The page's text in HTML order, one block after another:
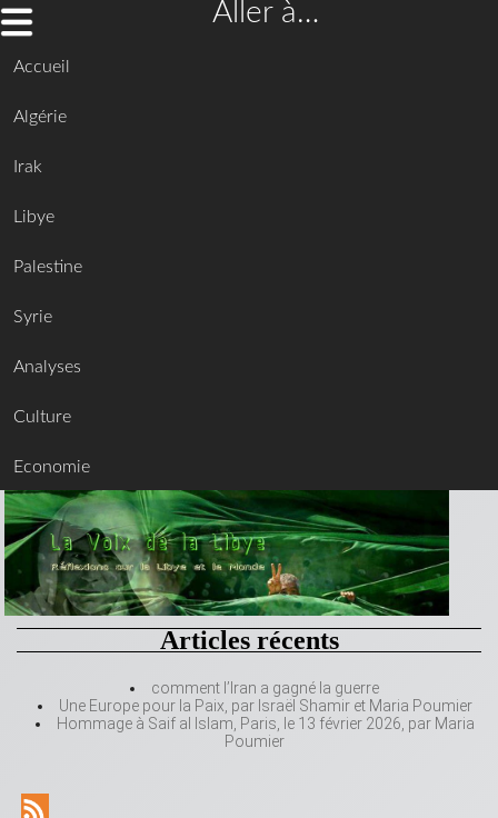
Aller à…
Accueil
Algérie
Irak
Libye
Palestine
Syrie
Analyses
Culture
Economie
Articles récents
comment l’Iran a gagné la guerre
Une Europe pour la Paix, par Israël Shamir et Maria Poumier
Hommage à Saif al Islam, Paris, le 13 février 2026, par Maria
Poumier